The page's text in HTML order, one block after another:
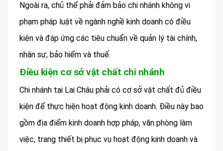
Ngoài ra, chủ thể phải đảm bảo chi nhánh không vi
phạm pháp luật về ngành nghề kinh doanh có điều
kiện và đáp ứng các tiêu chuẩn về quản lý tài chính,
nhân sự, bảo hiểm và thuế.
Điều kiện cơ sở vật chất chi nhánh
Chi nhánh tại Lai Châu phải có cơ sở vật chất đủ điều
kiện để thực hiện hoạt động kinh doanh. Điều này bao
gồm địa điểm kinh doanh hợp pháp, văn phòng làm
việc, trang thiết bị phục vụ hoạt động kinh doanh và